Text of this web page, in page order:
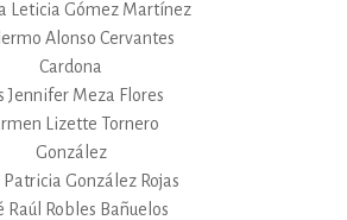
Leticia Gómez Martínez
Alonso Cervantes
Cardona
Jennifer Meza Flores
Lizette Tornero
González
Patricia González Rojas
Raúl Robles Bañuelos